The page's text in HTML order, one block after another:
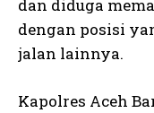
dan diduga
dengan posisi
jalan lainnya.
Kapolres Aceh